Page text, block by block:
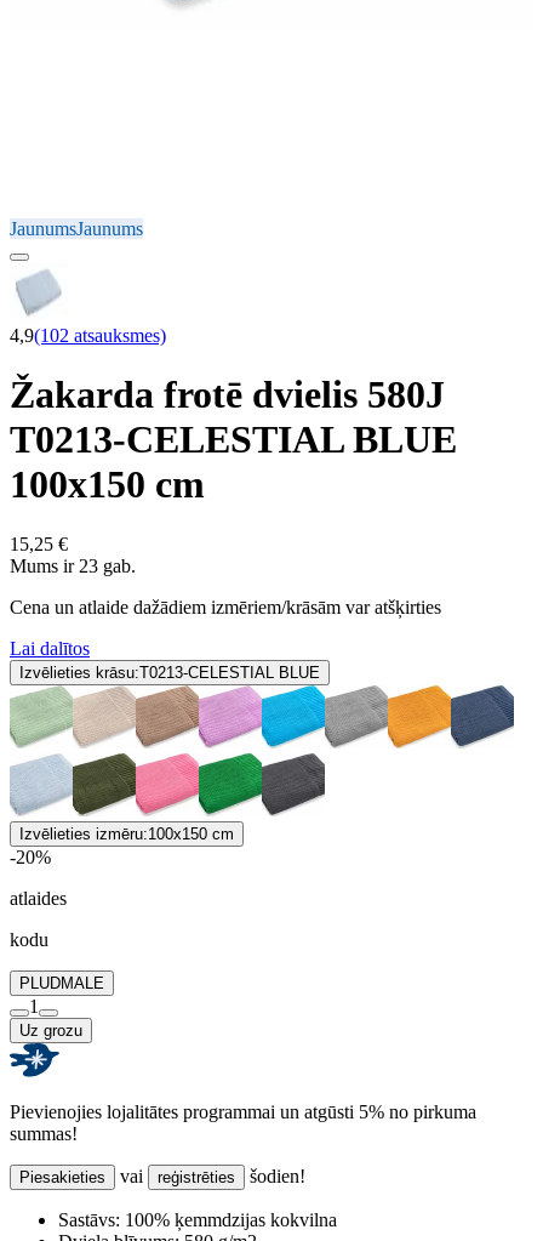
JaunumsJaunums
4,9(102 atsauksmes)
Žakarda frotē dvielis 580J
T0213-CELESTIAL BLUE
100x150 cm
15,25 €
Mums ir 23 gab.
Cena un atlaide dažādiem izmēriem/krāsām var atšķirties
Lai dalītos
Izvēlieties krāsu:T0213-CELESTIAL BLUE
Izvēlieties izmēru:100x150 cm
-20%
atlaides
kodu
PLUDMALE
1
Uz grozu
Pievienojies lojalitātes programmai un atgūsti 5% no pirkuma
summas!
Piesakieties vai reģistrēties šodien!
Sastāvs: 100% ķemmdzijas kokvilna